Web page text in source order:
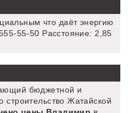
что даёт энергию
55-50 Расстояние: 2,85
бюджетной и
строительство Жатайской